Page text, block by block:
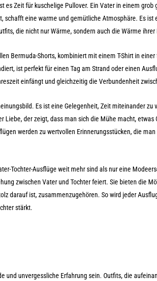
Zeit für kuschelige Pullover. Ein Vater in einem grob
schafft eine warme und gemütliche Atmosphäre. Es ist
die nicht nur Wärme, sondern auch die Wärme
Bermuda-Shorts, kombiniert mit einem T-Shirt in
ist perfekt für einen Tag am Strand oder einen
einfängt und gleichzeitig die Verbundenheit
Es ist eine Gelegenheit, Zeit miteinander zu
Liebe, der zeigt, dass man sich die Mühe macht,
werden zu wertvollen Erinnerungsstücken, die
Tochter-Ausflüge weit mehr sind als nur eine
zwischen Vater und Tochter feiert. Sie bieten die
darauf ist, zusammenzugehören. So wird jeder
stärkt.
und unvergessliche Erfahrung sein. Outfits, die